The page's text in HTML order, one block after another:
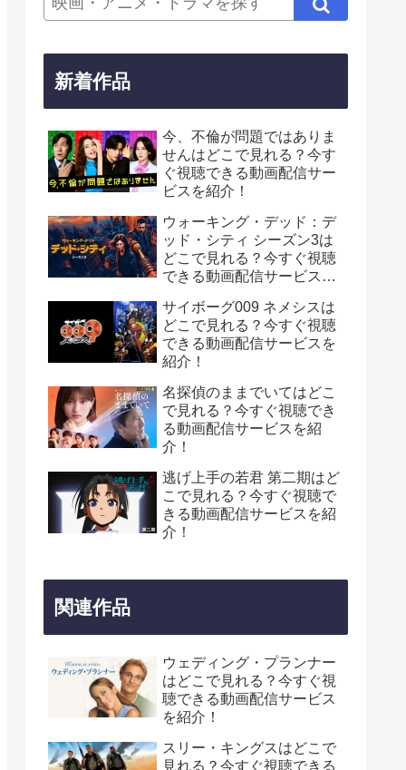
新着作品
今、不倫が問題ではありま
せんはどこで見れる？今す
ぐ視聴できる動画配信サー
ビスを紹介！
ウォーキング・デッド：デ
ッド・シティ シーズン3は
どこで見れる？今すぐ視聴
できる動画配信サービスを
サイボーグ009 ネメシスは
どこで見れる？今すぐ視聴
できる動画配信サービスを
紹介！
名探偵のままでいてはどこ
で見れる？今すぐ視聴でき
る動画配信サービスを紹
介！
逃げ上手の若君 第二期はど
こで見れる？今すぐ視聴で
きる動画配信サービスを紹
介！
関連作品
ウェディング・プランナー
はどこで見れる？今すぐ視
聴できる動画配信サービス
を紹介！
スリー・キングスはどこで
見れる？今すぐ視聴できる